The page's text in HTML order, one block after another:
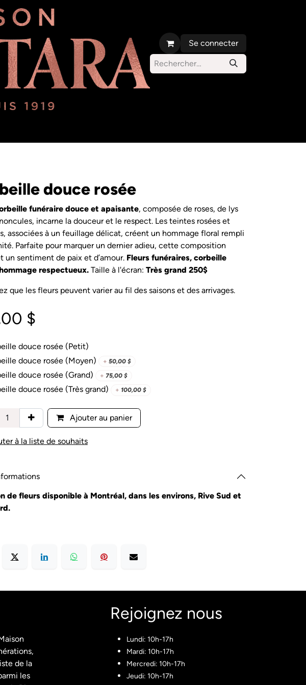
Se connecter
douce rosée
funéraire douce et apaisante, composée de roses, de lys
incarne la douceur et le respect. Les teintes rosées et
associées à un feuillage délicat, créent un hommage floral rempli
Parfaite pour marquer un dernier adieu, cette composition
un sentiment de paix et d’amour. Fleurs funéraires, corbeille
respectueux. Taille à l'écran: Très grand 250$
que les fleurs peuvent varier au fil des saisons et des arrivages.
$
douce rosée (Petit)
douce rosée (Moyen)
+ 50,00$
douce rosée (Grand) + 75,00$
douce rosée (Très grand) + 100,00$
Ajouter au panier
à la liste de souhaits
de fleurs disponible à Montréal, dans les environs, Rive Sud et
de la
les
Rejoignez nous​
Lundi: 10h-17h
Mardi: 10h-17h
Mercredi: 10h-17h
Jeudi: 10h-17h